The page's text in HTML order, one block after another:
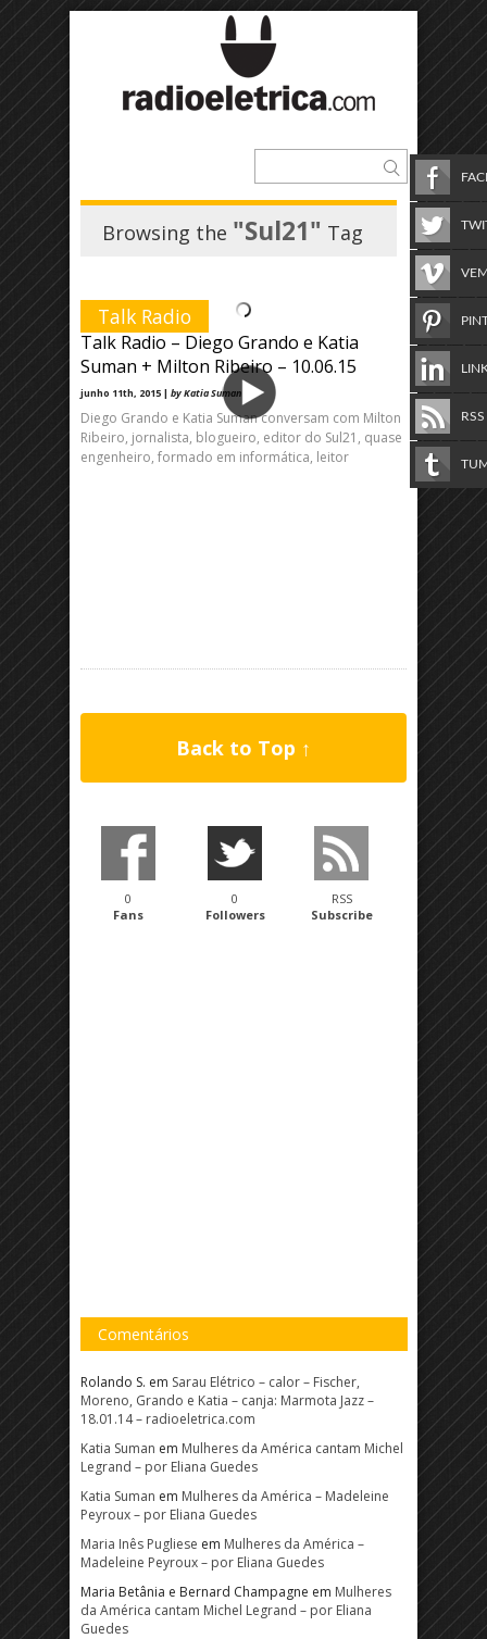
Browsing the "Sul21" Tag
Talk Radio
Talk Radio – Diego Grando e Katia
Suman + Milton Ribeiro – 10.06.15
junho 11th, 2015 | by Katia Suman
Diego Grando e Katia Suman conversam com Milton
Ribeiro, jornalista, blogueiro, editor do Sul21, quase
engenheiro, formado em informática, leitor
Back to Top ↑
0
Fans
0
Followers
RSS
Subscribe
Comentários
Rolando S. em Sarau Elétrico – calor – Fischer,
Moreno, Grando e Katia – canja: Marmota Jazz –
18.01.14 – radioeletrica.com
Katia Suman em Mulheres da América cantam Michel
Legrand – por Eliana Guedes
Katia Suman em Mulheres da América – Madeleine
Peyroux – por Eliana Guedes
Maria Inês Pugliese em Mulheres da América –
Madeleine Peyroux – por Eliana Guedes
Maria Betânia e Bernard Champagne em Mulheres
da América cantam Michel Legrand – por Eliana
Guedes
RSS